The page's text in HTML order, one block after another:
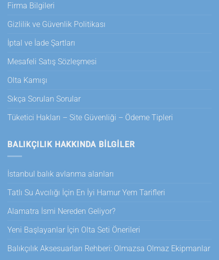
Firma Bilgileri
Gizlilik ve Güvenlik Politikası
İptal ve İade Şartları
Mesafeli Satış Sözleşmesi
Olta Kamışı
Sıkça Sorulan Sorular
Tüketici Hakları – Site Güvenliği – Ödeme Tipleri
BALIKÇILIK HAKKINDA BILGILER
İstanbul balık avlanma alanları
Tatlı Su Avcılığı İçin En İyi Hamur Yem Tarifleri
Alamatra İsmi Nereden Geliyor?
Yeni Başlayanlar İçin Olta Seti Önerileri
Balıkçılık Aksesuarları Rehberi: Olmazsa Olmaz Ekipmanlar